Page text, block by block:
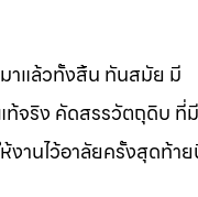
าแล้วทั้งสิ้น ทันสมัย มี
ท้จริง คัดสรรวัตถุดิบ ที่มี
งานไว้อาลัยครั้งสุดท้า